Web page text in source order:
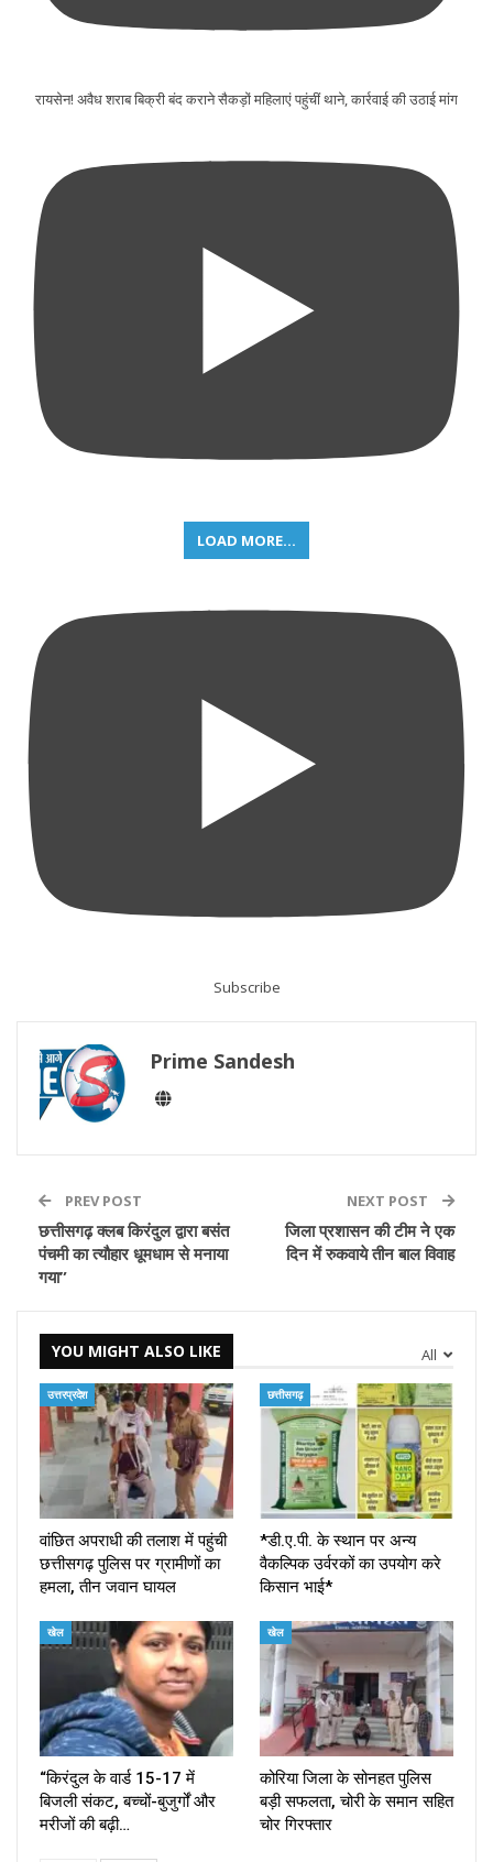
रायसेन! अवैध शराब बिक्री बंद कराने सैकड़ों महिलाएं पहुंचीं थाने, कार्रवाई की उठाई मांग
LOAD MORE...
Subscribe
Prime Sandesh
PREV POST
छत्तीसगढ़ क्लब किरंदुल द्वारा बसंत
पंचमी का त्यौहार धूमधाम से मनाया
गया”
NEXT POST
जिला प्रशासन की टीम ने एक
दिन में रुकवाये तीन बाल विवाह
All
YOU MIGHT ALSO LIKE
उत्तरप्रदेश
वांछित अपराधी की तलाश में पहुंची
छत्तीसगढ़ पुलिस पर ग्रामीणों का
हमला, तीन जवान घायल
छत्तीसगढ़
*डी.ए.पी. के स्थान पर अन्य
वैकल्पिक उर्वरकों का उपयोग करे
किसान भाई*
खेल
“किरंदुल के वार्ड 15-17 में
बिजली संकट, बच्चों-बुजुर्गों और
मरीजों की बढ़ी…
खेल
कोरिया जिला के सोनहत पुलिस
बड़ी सफलता, चोरी के समान सहित
चोर गिरफ्तार